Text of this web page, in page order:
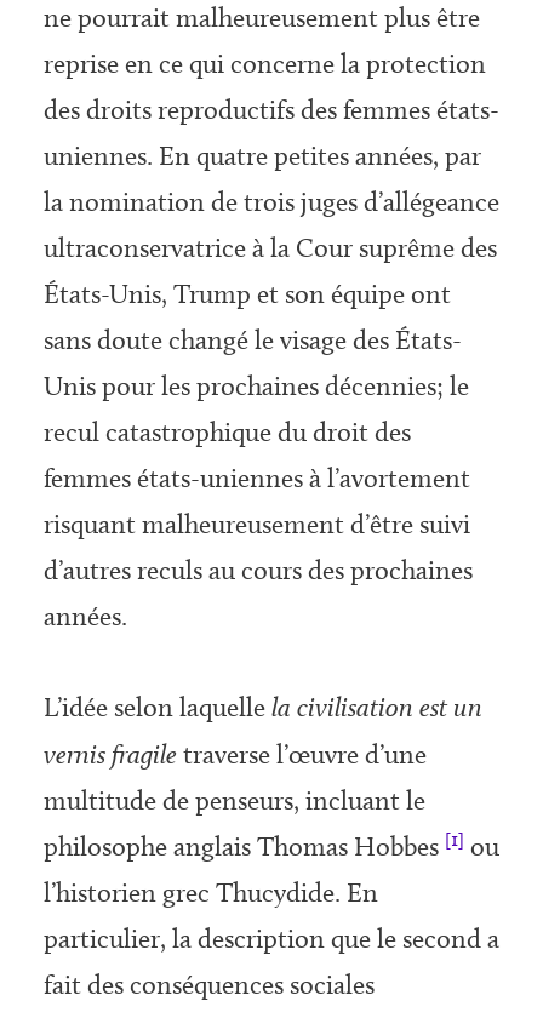
ne pourrait malheureusement plus être
reprise en ce qui concerne la protection
des droits reproductifs des femmes états-
uniennes. En quatre petites années, par
la nomination de trois juges d’allégeance
ultraconservatrice à la Cour suprême des
États-Unis, Trump et son équipe ont
sans doute changé le visage des États-
Unis pour les prochaines décennies; le
recul catastrophique du droit des
femmes états-uniennes à l’avortement
risquant malheureusement d’être suivi
d’autres reculs au cours des prochaines
années.
L’idée selon laquellela civilisation est un
vernis fragiletraverse l’œuvre d’une
multitude de penseurs, incluant le
philosophe anglais Thomas Hobbes [1] ou
l’historien grec Thucydide. En
particulier, la description que le second a
fait des conséquences sociales